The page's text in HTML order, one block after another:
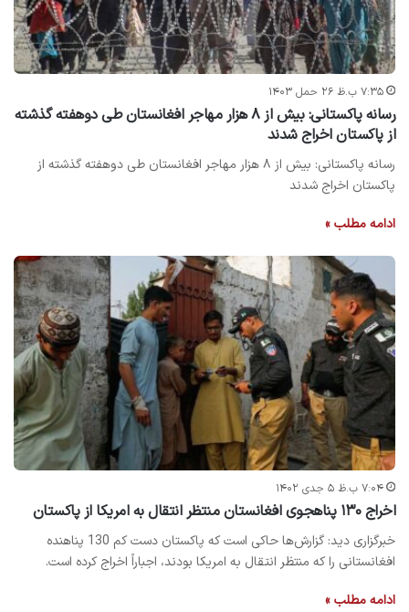
۷:۳۵ ب.ظ ۲۶ حمل ۱۴۰۳
رسانه پاکستانی: بیش از ۸ هزار مهاجر افغانستان طی دوهفته گذشته
از پاکستان اخراج شدند
رسانه پاکستانی: بیش از ۸ هزار مهاجر افغانستان طی دوهفته گذشته از
پاکستان اخراج شدند
ادامه مطلب »
۷:۰۴ ب.ظ ۵ جدی ۱۴۰۲
اخراج ۱۳۰ پناهجوی افغانستان منتظر انتقال به امریکا از پاکستان
خبرگزاری دید: گزارش‌ها حاکی است که پاکستان دست کم 130 پناهنده
افغانستانی را که منتظر انتقال به امریکا بودند، اجباراً اخراج کرده است.
ادامه مطلب »